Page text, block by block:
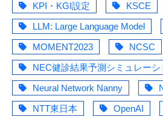
KPI・KGI設定
KSCE
LLM: Large Language Model
MOMENT2023
NCSC
NEC健診結果予測シミュレーシ
Neural Network Nanny
NTT東日本
OpenAI